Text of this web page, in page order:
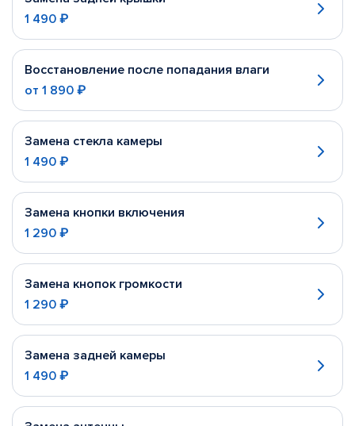
1 490 ₽
Восстановление после попадания влаги
от 1 890 ₽
Замена стекла камеры
1 490 ₽
Замена кнопки включения
1 290 ₽
Замена кнопок громкости
1 290 ₽
Замена задней камеры
1 490 ₽